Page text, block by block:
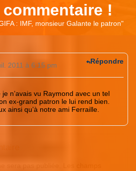
!
: IMF, monsieur Galante le patron"
2011 à 6:15 pm
n’avais vu Raymond avec un tel
ex-grand patron le lui rend bien.
ainsi qu’à notre ami Ferraille.
Répondre